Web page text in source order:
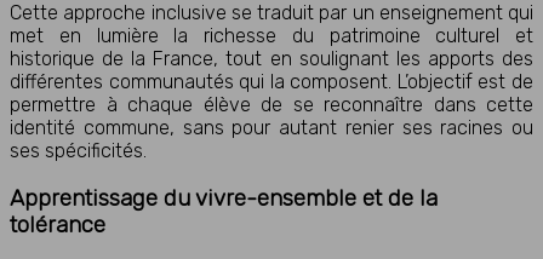
Cette approche inclusive se traduit par un enseignement qui
met en lumière la richesse du patrimoine culturel et
historique de la France, tout en soulignant les apports des
différentes communautés qui la composent. L’objectif est de
permettre à chaque élève de se reconnaître dans cette
identité commune, sans pour autant renier ses racines ou
ses spécificités.
Apprentissage du vivre-ensemble et de la
tolérance